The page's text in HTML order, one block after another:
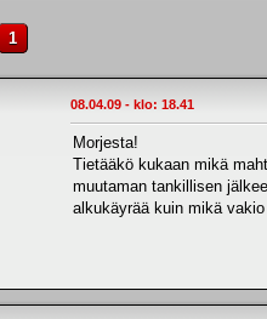
1
08.04.09 - klo: 18.41
Morjesta!
Tietääkö kukaan mikä
muutaman tankillisen
alkukäyrää kuin mikä